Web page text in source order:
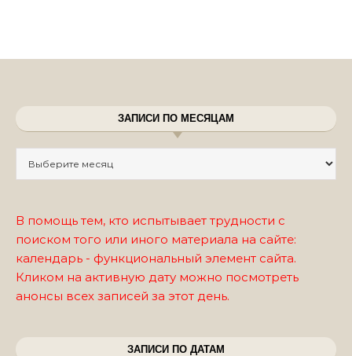
ЗАПИСИ ПО МЕСЯЦАМ
В помощь тем, кто испытывает трудности с
поиском того или иного материала на сайте:
календарь - функциональный элемент сайта.
Кликом на активную дату можно посмотреть
анонсы всех записей за этот день.
ЗАПИСИ ПО ДАТАМ